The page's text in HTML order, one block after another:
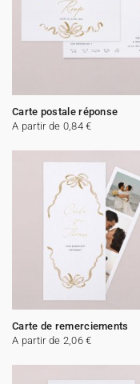
Carte postale réponse
A partir de 0,84 €
Carte de remerciements
A partir de 2,06 €